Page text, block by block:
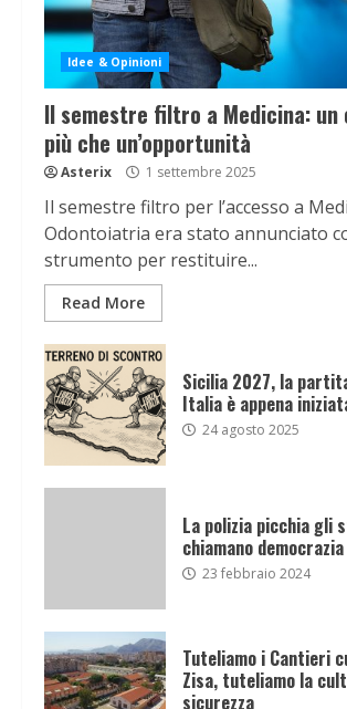
Idee & Opinioni
Il semestre filtro a Medicina: un
più che un’opportunità
Asterix 1 settembre 2025
Il semestre filtro per l’accesso a
Odontoiatria era stato annunciato
strumento per restituire...
Read More
Sicilia 2027, la
Italia è appena
24 agosto 2025
La polizia picchia gli
chiamano democrazia
23 febbraio 2024
Tuteliamo i Cantieri
Zisa, tuteliamo la
sicurezza